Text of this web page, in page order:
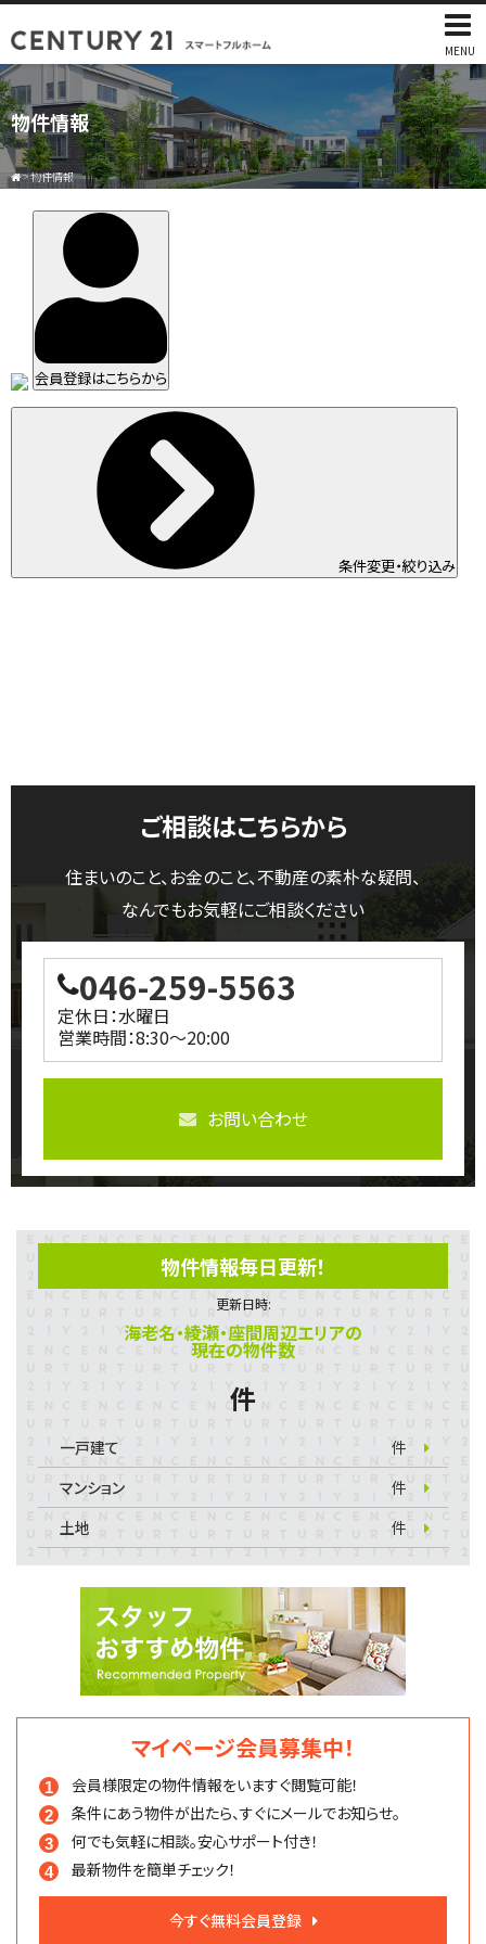
MENU
物件情報
>物件情報
会員登録はこちらから
条件変更・絞り込み
ご相談はこちらから
住まいのこと、お金のこと、不動産の素朴な疑問、
なんでもお気軽にご相談ください
046-259-5563
定休日：水曜日
営業時間：8:30～20:00
お問い合わせ
物件情報毎日更新！
更新日時:
海老名・綾瀬・座間周辺エリアの
現在の物件数
件
一戸建て
件
マンション
件
土地
件
マイページ会員募集中！
会員様限定の物件情報をいますぐ閲覧可能！
条件にあう物件が出たら、すぐにメールでお知らせ。
何でも気軽に相談。安心サポート付き！
最新物件を簡単チェック！
今すぐ無料会員登録